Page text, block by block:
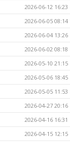
2026-06-12 16:23
2026-06-05 08:14
2026-06-04 13:26
2026-06-02 08:18
2026-05-10 21:15
2026-05-06 18:45
2026-05-05 11:53
2026-04-27 20:16
2026-04-16 16:31
2026-04-15 12:15